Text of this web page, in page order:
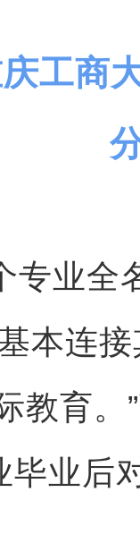
庆工商
专业
本连
教育
毕业后